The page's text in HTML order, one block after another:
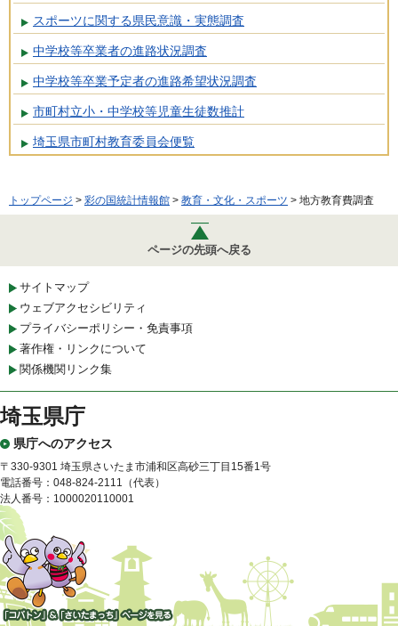
スポーツに関する県民意識・実態調査
中学校等卒業者の進路状況調査
中学校等卒業予定者の進路希望状況調査
市町村立小・中学校等児童生徒数推計
埼玉県市町村教育委員会便覧
トップページ > 彩の国統計情報館 > 教育・文化・スポーツ > 地方教育費調査
ページの先頭へ戻る
サイトマップ
ウェブアクセシビリティ
プライバシーポリシー・免責事項
著作権・リンクについて
関係機関リンク集
埼玉県庁
県庁へのアクセス
〒330-9301 埼玉県さいたま市浦和区高砂三丁目15番1号
電話番号：048-824-2111（代表）
法人番号：1000020110001
「コバトン」&「さいたまっ